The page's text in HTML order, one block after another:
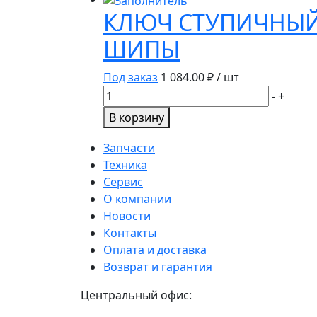
НПО
Ростар/
регулировочная
редуктора
5320-
2402088
КАМАЗ
КЛЮЧ
ШИПЫ
Под заказ 1 084.00₽ / шт
Количество
товара
КЛЮЧ
СТУПИЧНЫЙ
ШТАМПОВАННЫЙ
ВОСЬМИГРАННЫЙ
55
ММ,
ШИПЫ
-+
В корзину
Запчасти
Техника
Сервис
О компании
Новости
Контакты
Оплата и доставка
Возврат и гарантия
Центральный офис: